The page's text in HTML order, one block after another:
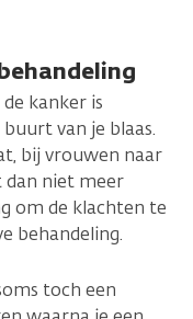
kanker is
van je blaas.
bij vrouwen naar
dan niet meer
om de klachten te
behandeling.
toch een